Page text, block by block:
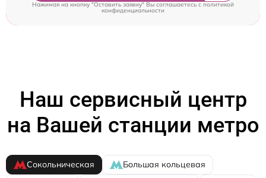
Нажимая на кнопку "Оставить заявку" Вы соглашаетесь cполитикой
конфиденциальности
Наш сервисный центр
на Вашей станции метро
Сокольническая
Большая кольцевая